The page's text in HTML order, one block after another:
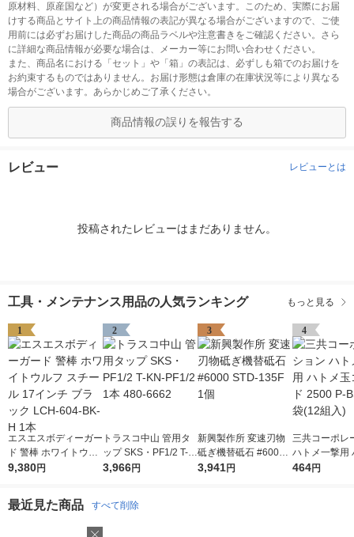
原材料、原産国など）が変更される場合がございます。このため、実際にお届
けする商品とサイト上の商品情報の表記が異なる場合がございますので、ご使
用前には必ずお届けした商品の商品ラベルや注意書きをご確認ください。さら
に詳細な商品情報が必要な場合は、メーカー等にお問い合わせください。
また、商品名における「セット」や「箱」の表記は、必ずしも箱でのお届けを
お約束するものではありません。お届け形態は倉庫の在庫状況等により異なる
場合がございます。あらかじめご了承ください。
商品情報の誤りを報告する
レビュー レビューとは
投稿されたレビューはまだありません。
工具・メンテナンス用品の人気ランキング もっと見る
1
エスエスボディーガー
ド 警棒 ホワイトウル
フ スチール 17インチ
9,380円
2
トラスコ中山 管用タ
ップ SKS・PF1/2 T-K
N-PF1/2 1本 480-666
3,966円
3
新興製作所 変速刃物
砥ぎ機替砥石 #6000
STD-135F 1個
3,941円
4
三共コーポレ
ハトメ一撃用
玉ゴールド
464円
最近見た商品 すべて削除